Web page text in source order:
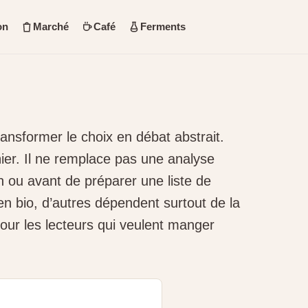
Marché Café Ferments
le choix en débat abstrait.
Il ne remplace pas une analyse
ou avant de préparer une liste de
bio, d’autres dépendent surtout de la
les lecteurs qui veulent manger